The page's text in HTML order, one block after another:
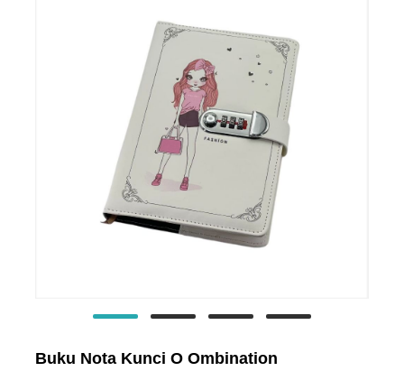
Buku Nota Kunci O Ombination